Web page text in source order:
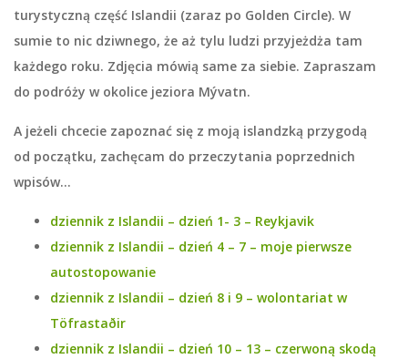
turystyczną część Islandii (zaraz po Golden Circle). W
sumie to nic dziwnego, że aż tylu ludzi przyjeżdża tam
każdego roku. Zdjęcia mówią same za siebie. Zapraszam
do podróży w okolice jeziora Mývatn.
A jeżeli chcecie zapoznać się z moją islandzką przygodą
od początku, zachęcam do przeczytania poprzednich
wpisów…
dziennik z Islandii – dzień 1- 3 – Reykjavik
dziennik z Islandii – dzień 4 – 7 – moje pierwsze
autostopowanie
dziennik z Islandii – dzień 8 i 9 – wolontariat w
Töfrastaðir
dziennik z Islandii – dzień 10 – 13 – czerwoną skodą